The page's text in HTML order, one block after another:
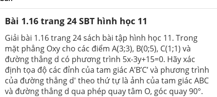
Bài 1.16 trang 24 SBT hình học 11
Giải bài 1.16 trang 24 sách bài tập hình học 11. Trong
mặt phẳng Oxy cho các điểm A(3;3), B(0;5), C(1;1) và
đường thẳng d có phương trình 5x-3y+15=0. Hãy xác
định tọa độ các đỉnh của tam giác A’B’C’ và phương trình
của đường thẳng d' theo thứ tự là ảnh của tam giác ABC
và đường thẳng d qua phép quay tâm O, góc quay 90°.